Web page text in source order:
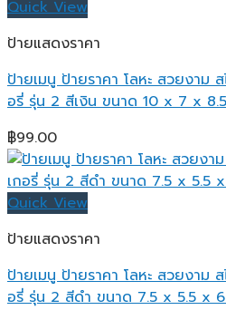
Quick View
ป้ายแสดงราคา
ป้ายเมนู ป้ายราคา โลหะ สวยงาม
อรี่ รุ่น 2 สีเงิน ขนาด 10 x 7 x
฿99.00
Quick View
ป้ายแสดงราคา
ป้ายเมนู ป้ายราคา โลหะ สวยงาม
อรี่ รุ่น 2 สีดำ ขนาด 7.5 x 5.5 x